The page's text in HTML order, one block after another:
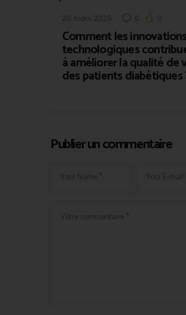
20 mars 2025 0 0
Comment les innovations
technologiques
à améliorer la qualité de
des patients diabétiques
Publier un commentaire